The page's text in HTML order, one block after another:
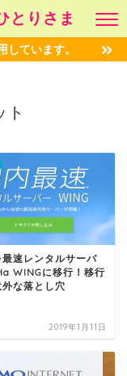
とりさま
ています。
ト
最速レンタルサーバ
WINGに移行！移行
な落とし穴
2019年1月11日